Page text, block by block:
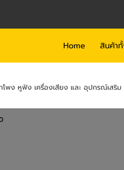
Home สินค้า
โพง หูฟัง เครื่องเสียง และ อุปกรณ์เสริม